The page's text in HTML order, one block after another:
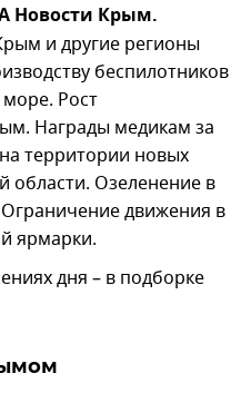
Новости Крым.
и другие регионы
беспилотников
Рост
Награды медикам за
территории новых
области. Озеленение в
движения в
ярмарки.
дня – в подборке